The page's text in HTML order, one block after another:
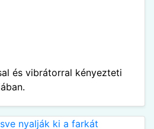
és vibrátorral kényezteti